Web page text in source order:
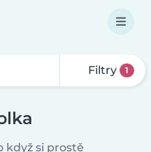
Filtry 1
když si prostě